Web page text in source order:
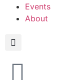
Events
About